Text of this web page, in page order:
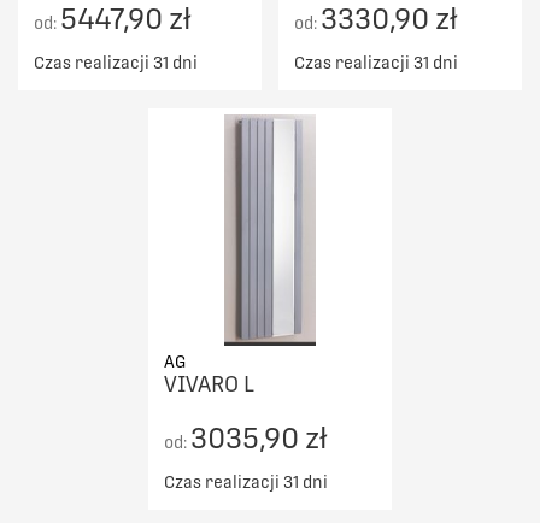
od: 5447,90 zł
Czas realizacji 31 dni
od: 3330,90 zł
Czas realizacji 31 dni
AG
VIVARO L
od: 3035,90 zł
Czas realizacji 31 dni